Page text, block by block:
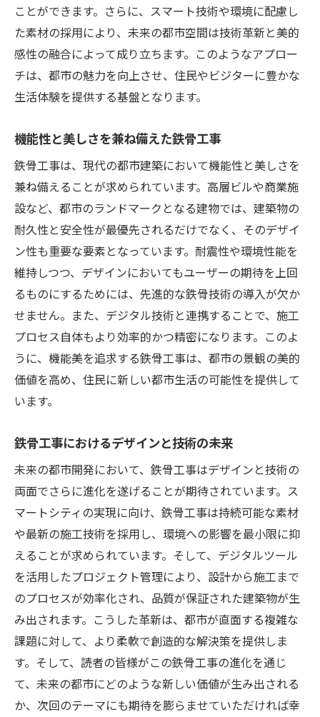
ことができます。さらに、スマート技術や環境に配慮し
た素材の採用により、未来の都市空間は技術革新と美的
感性の融合によって成り立ちます。このようなアプロー
チは、都市の魅力を向上させ、住民やビジターに豊かな
生活体験を提供する基盤となります。
機能性と美しさを兼ね備えた鉄骨工事
鉄骨工事は、現代の都市建築において機能性と美しさを
兼ね備えることが求められています。高層ビルや商業施
設など、都市のランドマークとなる建物では、建築物の
耐久性と安全性が最優先されるだけでなく、そのデザイ
ン性も重要な要素となっています。耐震性や環境性能を
維持しつつ、デザインにおいてもユーザーの期待を上回
るものにするためには、先進的な鉄骨技術の導入が欠か
せません。また、デジタル技術と連携することで、施工
プロセス自体もより効率的かつ精密になります。このよ
うに、機能美を追求する鉄骨工事は、都市の景観の美的
価値を高め、住民に新しい都市生活の可能性を提供して
います。
鉄骨工事におけるデザインと技術の未来
未来の都市開発において、鉄骨工事はデザインと技術の
両面でさらに進化を遂げることが期待されています。ス
マートシティの実現に向け、鉄骨工事は持続可能な素材
や最新の施工技術を採用し、環境への影響を最小限に抑
えることが求められています。そして、デジタルツール
を活用したプロジェクト管理により、設計から施工まで
のプロセスが効率化され、品質が保証された建築物が生
み出されます。こうした革新は、都市が直面する複雑な
課題に対して、より柔軟で創造的な解決策を提供しま
す。そして、読者の皆様がこの鉄骨工事の進化を通じ
て、未来の都市にどのような新しい価値が生み出される
か、次回のテーマにも期待を膨らませていただければ幸